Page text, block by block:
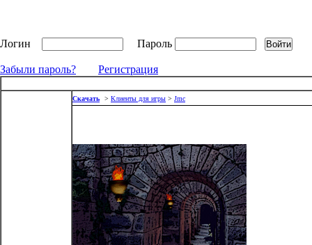
Логин Пароль
Забыли пароль? Регистрация
Скачать > Клиенты для игры > Jmc